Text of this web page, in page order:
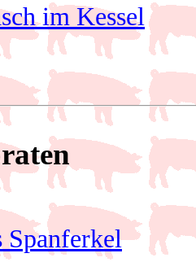
im Kessel
Spanferkel